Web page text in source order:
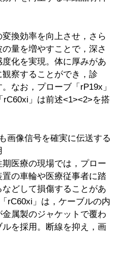
換効率を向上させ，さら
量を増やすことで，深さ
化を実現。体に厚みがあ
察することができ，診
なお，プローブ「rP19x」
」は前述<1><2>を搭
画像信号を確実に伝送する
医療の現場では，プロー
の車輪や医療従事者に踏
どして損傷することがあ
rC60xi」は，ケーブルの内
属製のジャケットで覆わ
を採用。断線を抑え，画